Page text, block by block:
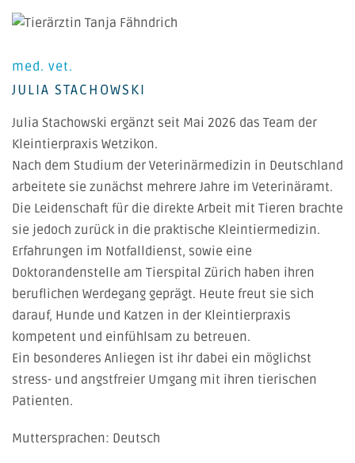
med. vet.
JULIA STACHOWSKI
Julia Stachowski ergänzt seit Mai 2026 das Team der
Kleintierpraxis Wetzikon.
Nach dem Studium der Veterinärmedizin in Deutschland
arbeitete sie zunächst mehrere Jahre im Veterinäramt.
Die Leidenschaft für die direkte Arbeit mit Tieren brachte
sie jedoch zurück in die praktische Kleintiermedizin.
Erfahrungen im Notfalldienst, sowie eine
Doktorandenstelle am Tierspital Zürich haben ihren
beruflichen Werdegang geprägt. Heute freut sie sich
darauf, Hunde und Katzen in der Kleintierpraxis
kompetent und einfühlsam zu betreuen.
Ein besonderes Anliegen ist ihr dabei ein möglichst
stress- und angstfreier Umgang mit ihren tierischen
Patienten.
Muttersprachen: Deutsch